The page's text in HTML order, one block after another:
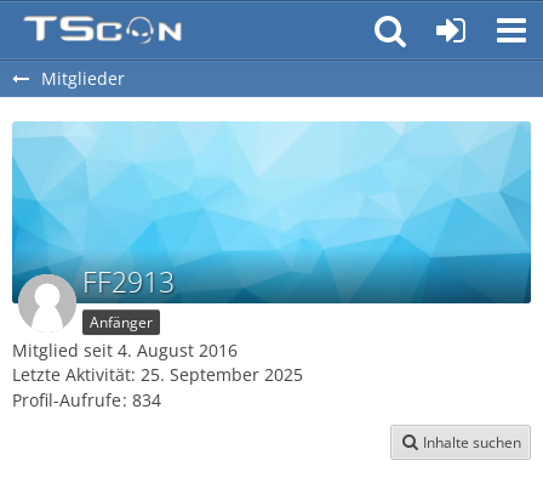
Mitglieder
FF2913
Anfänger
Mitglied seit 4. August 2016
Letzte Aktivität: 25. September 2025
Profil-Aufrufe 834
Inhalte suchen